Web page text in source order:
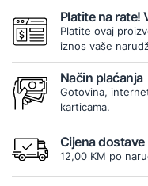
Platite na rate!
Platite ovaj
iznos vaše
Način plaćanja
Gotovina,
karticama.
Cijena dostave
12,00 KM po